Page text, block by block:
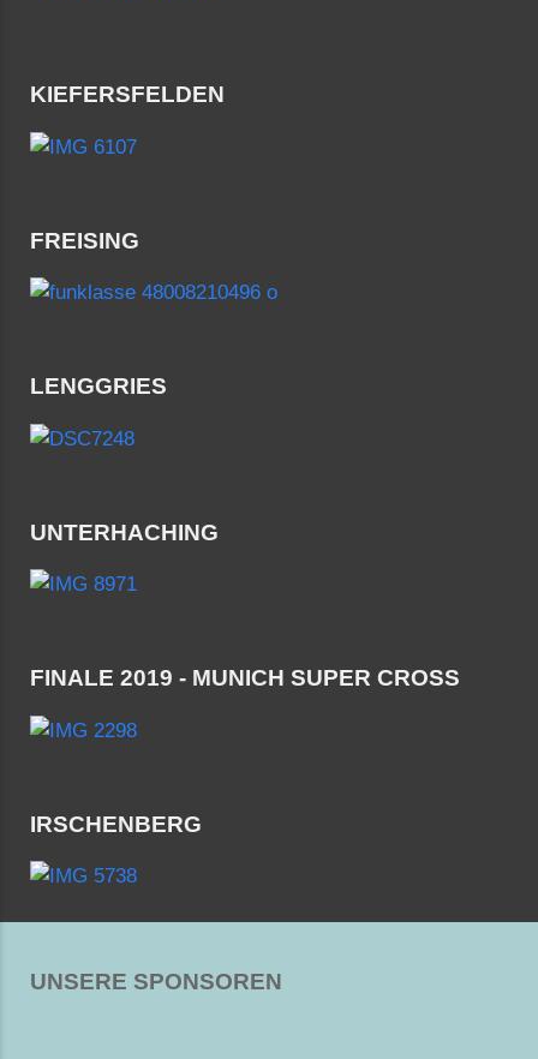
KIEFERSFELDEN
FREISING
LENGGRIES
UNTERHACHING
FINALE 2019 - MUNICH SUPER CROSS
IRSCHENBERG
UNSERE SPONSOREN